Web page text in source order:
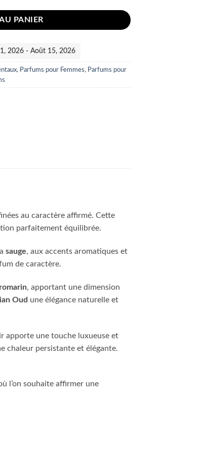
PANIER
2026 - Août 15, 2026
, Parfums pour Femmes, Parfums pour
au caractère affirmé. Cette
parfaitement équilibrée.
sauge, aux accents aromatiques et
de caractère.
romarin, apportant une dimension
Oud une élégance naturelle et
apporte une touche luxueuse et
chaleur persistante et élégante.
l’on souhaite affirmer une